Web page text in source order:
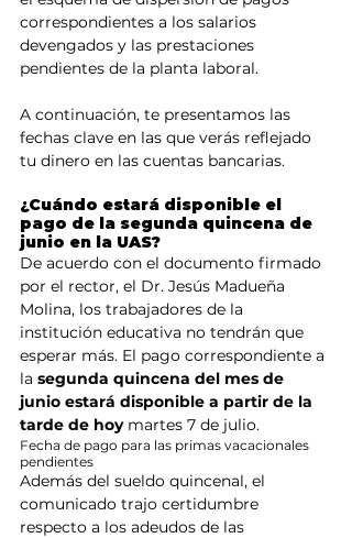
correspondientes a los salarios
devengados y las prestaciones
pendientes de la planta laboral.
A continuación, te presentamos las
fechas clave en las que verás reflejado
tu dinero en las cuentas bancarias.
¿Cuándo estará disponible el
pago de la segunda quincena de
junio en la UAS?
De acuerdo con el documento firmado
por el rector, el Dr. Jesús Madueña
Molina, los trabajadores de la
institución educativa no tendrán que
esperar más. El pago correspondiente a
la segunda quincena del mes de
junio estará disponible a partir de la
tarde de hoy martes 7 de julio.
Fecha de pago para las primas vacacionales
pendientes
Además del sueldo quincenal, el
comunicado trajo certidumbre
respecto a los adeudos de las